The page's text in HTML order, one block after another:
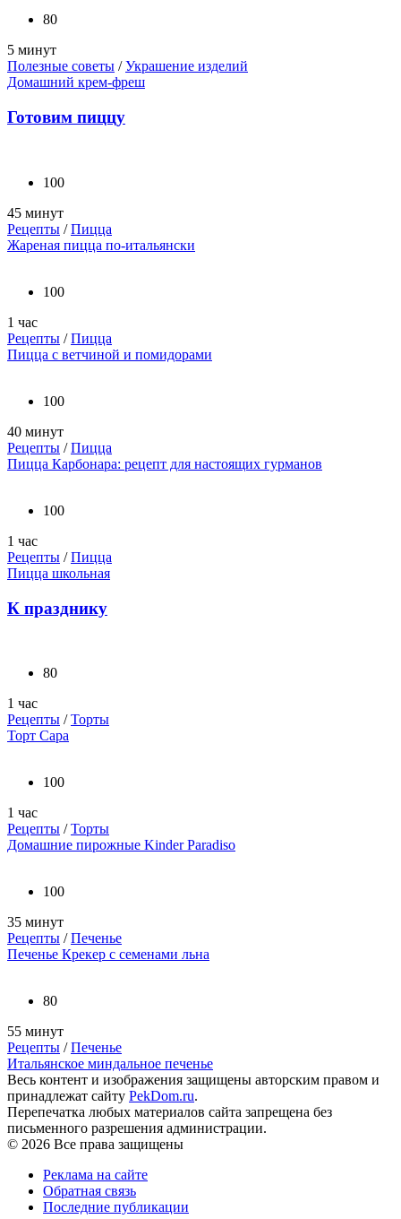
80
5 минут
Полезные советы /Украшение изделий
Домашний крем-фреш
Готовим пиццу
100
45 минут
Рецепты /Пицца
Жареная пицца по-итальянски
100
1 час
Рецепты /Пицца
Пицца с ветчиной и помидорами
100
40 минут
Рецепты /Пицца
Пицца Карбонара: рецепт для настоящих гурманов
100
1 час
Рецепты /Пицца
Пицца школьная
К празднику
80
1 час
Рецепты /Торты
Торт Сара
100
1 час
Рецепты /Торты
Домашние пирожные Kinder Paradiso
100
35 минут
Рецепты /Печенье
Печенье Крекер с семенами льна
80
55 минут
Рецепты /Печенье
Итальянское миндальное печенье
Весь контент и изображения защищены авторским правом и
принадлежат сайту PekDom.ru.
Перепечатка любых материалов сайта запрещена без
письменного разрешения администрации.
© 2026 Все права защищены
Реклама на сайте
Обратная связь
Последние публикации